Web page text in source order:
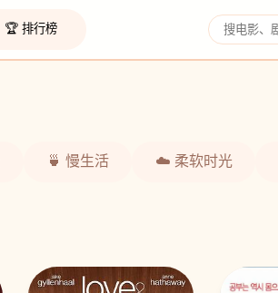
🏆 排行榜
🍵 慢生活 ☁️ 柔软时光